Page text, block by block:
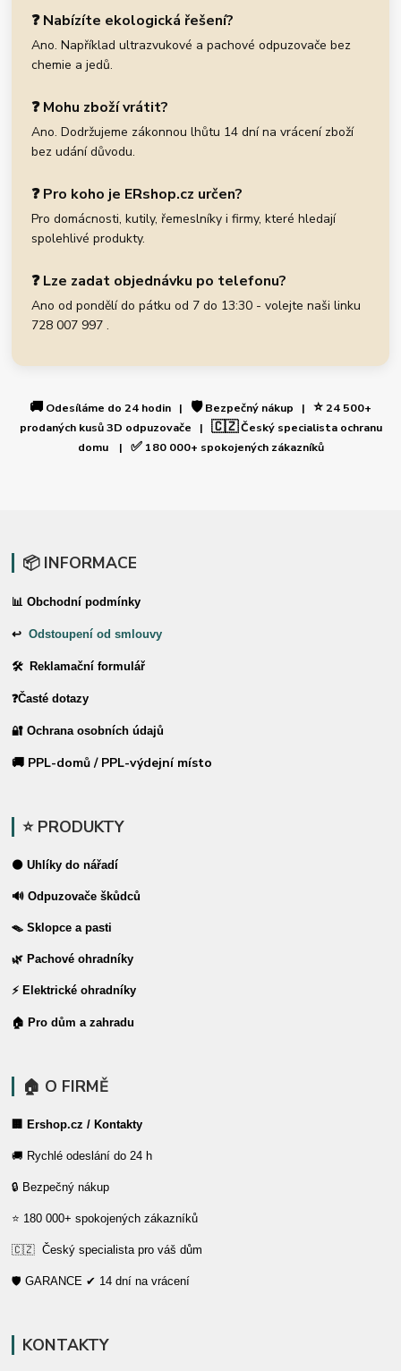
❓ Nabízíte ekologická řešení?
Ano. Například ultrazvukové a pachové odpuzovače bez
chemie a jedů.
❓ Mohu zboží vrátit?
Ano. Dodržujeme zákonnou lhůtu 14 dní na vrácení zboží
bez udání důvodu.
❓ Pro koho je ERshop.cz určen?
Pro domácnosti, kutily, řemeslníky i firmy, které hledají
spolehlivé produkty.
❓ Lze zadat objednávku po telefonu?
Ano od pondělí do pátku od 7 do 13:30 - volejte naši linku
728 007 997 .
🚚 Odesíláme do 24 hodin | 🛡️Bezpečný nákup | ⭐24 500+
prodaných kusů 3D odpuzovače | 🇨🇿Český specialista ochranu
domu | ✅180 000+ spokojených zákazníků
📦 INFORMACE
📊 Obchodní podmínky
↩Odstoupení od smlouvy
🛠 Reklamační formulář
❓Časté dotazy
🔐 Ochrana osobních údajů
🚚 PPL-domů / PPL-výdejní místo
⭐ PRODUKTY
⚫ Uhlíky do nářadí
🔊 Odpuzovače škůdců
🪤 Sklopce a pasti
🌿 Pachové ohradníky
⚡ Elektrické ohradníky
🏠 Pro dům a zahradu
🏠 O FIRMĚ
🏢 Ershop.cz / Kontakty
🚚 Rychlé odeslání do 24 h
🔒 Bezpečný nákup
⭐ 180 000+ spokojených zákazníků
🇨🇿 Český specialista pro váš dům
🛡️ GARANCE ✔ 14 dní na vrácení
KONTAKTY